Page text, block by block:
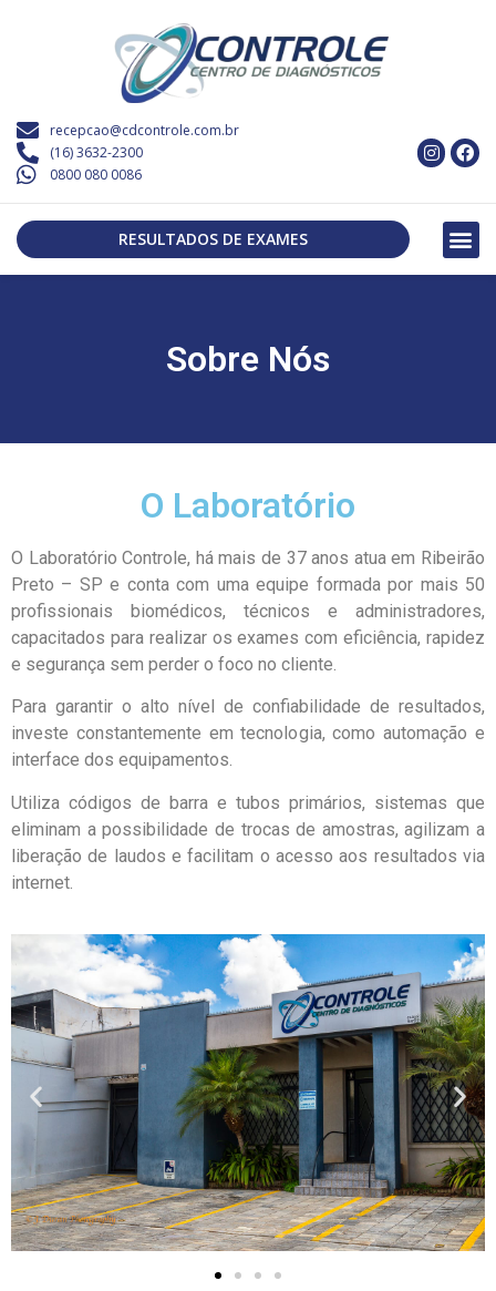
recepcao@cdcontrole.com.br
(16) 3632-2300
0800 080 0086
RESULTADOS DE EXAMES
Sobre Nós
O Laboratório
O Laboratório Controle, há mais de 37 anos atua em Ribeirão
Preto – SP e conta com uma equipe formada por mais 50
profissionais biomédicos, técnicos e administradores,
capacitados para realizar os exames com eficiência, rapidez
e segurança sem perder o foco no cliente.
Para garantir o alto nível de confiabilidade de resultados,
investe constantemente em tecnologia, como automação e
interface dos equipamentos.
Utiliza códigos de barra e tubos primários, sistemas que
eliminam a possibilidade de trocas de amostras, agilizam a
liberação de laudos e facilitam o acesso aos resultados via
internet.